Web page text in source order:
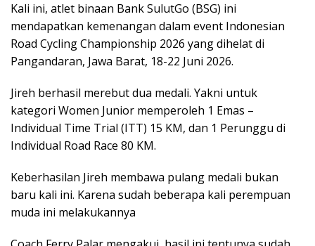
Kali ini, atlet binaan Bank SulutGo (BSG) ini
mendapatkan kemenangan dalam event Indonesian
Road Cycling Championship 2026 yang dihelat di
Pangandaran, Jawa Barat, 18-22 Juni 2026.
Jireh berhasil merebut dua medali. Yakni untuk
kategori Women Junior memperoleh 1 Emas –
Individual Time Trial (ITT) 15 KM, dan 1 Perunggu di
Individual Road Race 80 KM.
Keberhasilan Jireh membawa pulang medali bukan
baru kali ini. Karena sudah beberapa kali perempuan
muda ini melakukannya